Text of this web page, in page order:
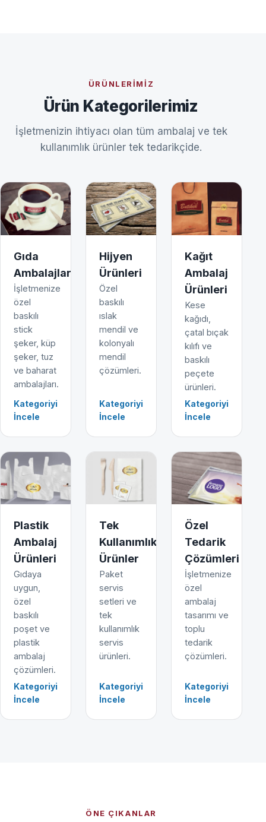
ÜRÜNLERIMIZ
Ürün Kategorilerimiz
İşletmenizin ihtiyacı olan tüm ambalaj ve tek
kullanımlık ürünler tek tedarikçide.
Gıda
Ambalajları
İşletmenize
özel
baskılı
stick
şeker, küp
şeker, tuz
ve baharat
ambalajları.
Kategoriyi
İncele
Hijyen
Ürünleri
Özel
baskılı
ıslak
mendil ve
kolonyalı
mendil
çözümleri.
Kategoriyi
İncele
Kağıt
Ambalaj
Ürünleri
Kese
kağıdı,
çatal bıçak
kılıfı ve
baskılı
peçete
ürünleri.
Kategoriyi
İncele
Plastik
Ambalaj
Ürünleri
Gıdaya
uygun,
özel
baskılı
poşet ve
plastik
ambalaj
çözümleri.
Kategoriyi
İncele
Tek
Kullanımlık
Ürünler
Paket
servis
setleri ve
tek
kullanımlık
servis
ürünleri.
Kategoriyi
İncele
Özel
Tedarik
Çözümleri
İşletmenize
özel
ambalaj
tasarımı ve
toplu
tedarik
çözümleri.
Kategoriyi
İncele
ÖNE ÇIKANLAR